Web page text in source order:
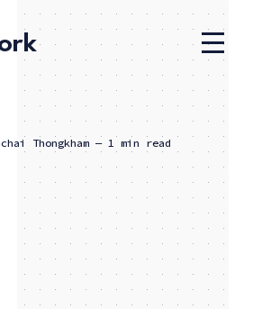
Thongkham — 1 min read